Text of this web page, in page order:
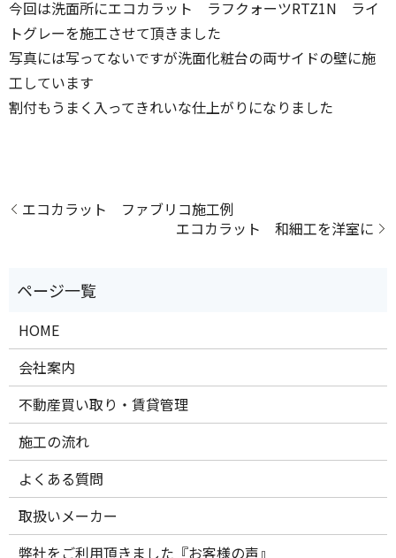
今回は洗面所にエコカラット ラフクォーツRTZ1N ライ
トグレーを施工させて頂きました
写真には写ってないですが洗面化粧台の両サイドの壁に施
工しています
割付もうまく入ってきれいな仕上がりになりました
エコカラット ファブリコ施工例
エコカラット 和細工を洋室に
HOME
会社案内
不動産買い取り・賃貸管理
施工の流れ
よくある質問
取扱いメーカー
弊社をご利用頂きました『お客様の声』